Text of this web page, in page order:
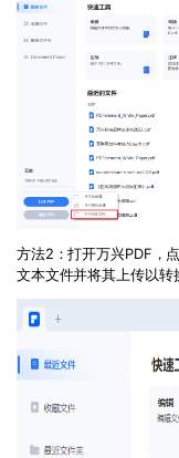
方法2：打开万兴PDF，
文本文件并将其上传以转